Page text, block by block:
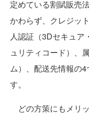
定めている割賦販売
かわらず、クレジッ
人認証（3Dセキュア
ュリティコード）、
ム）、配送先情報の
す。
どの方策にもメリ